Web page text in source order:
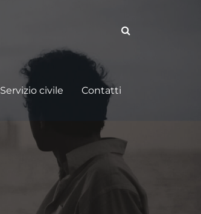
Servizio civile Contatti